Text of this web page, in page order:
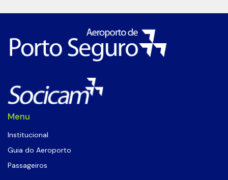
Menu
Institucional
Guia do Aeroporto
Passageiros